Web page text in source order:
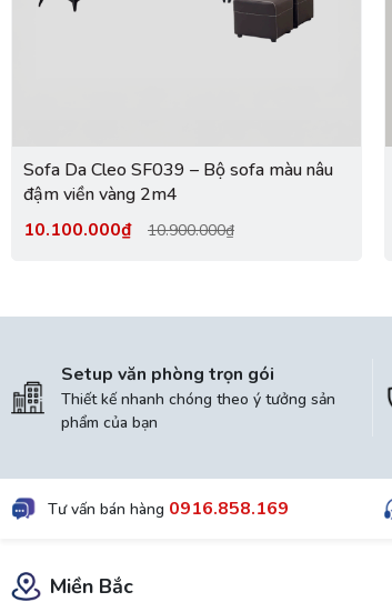
Sofa Da Cleo SF039 – Bộ sofa màu nâu
đậm viền vàng 2m4
10.100.000₫
10.900.000₫
Setup văn phòng trọn gói
Thiết kế nhanh chóng theo ý tưởng sản
phẩm của bạn
Tư vấn bán hàng 0916.858.169
Miền Bắc